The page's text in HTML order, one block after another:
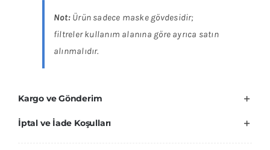
Not:Ürün sadece maske gövdesidir;
filtreler kullanım alanına göre ayrıca satın
alınmalıdır.
Kargo ve Gönderim
İptal ve İade Koşulları